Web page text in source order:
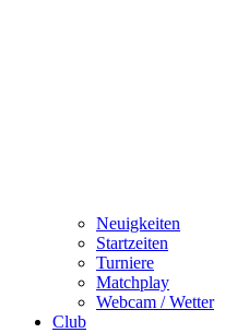
Neuigkeiten
Startzeiten
Turniere
Matchplay
Webcam / Wetter
Club